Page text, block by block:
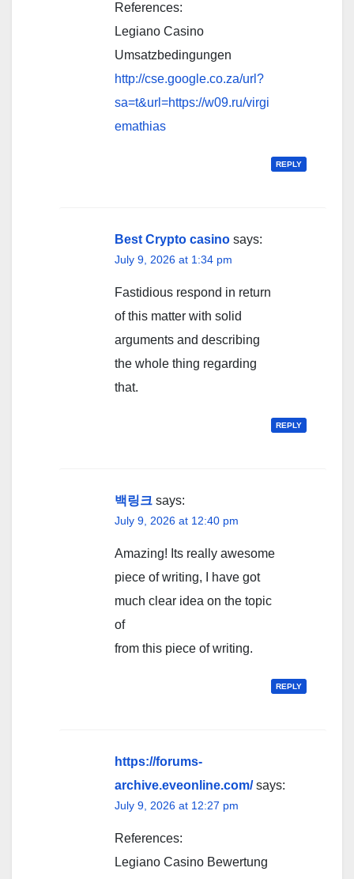
References:
Legiano Casino
Umsatzbedingungen
http://cse.google.co.za/url?
sa=t&url=https://w09.ru/virgi
emathias
REPLY
Best Crypto casino says:
July 9, 2026 at 1:34 pm
Fastidious respond in return
of this matter with solid
arguments and describing
the whole thing regarding
that.
REPLY
백링크 says:
July 9, 2026 at 12:40 pm
Amazing! Its really awesome
piece of writing, I have got
much clear idea on the topic
of
from this piece of writing.
REPLY
https://forums-
archive.eveonline.com/ says:
July 9, 2026 at 12:27 pm
References:
Legiano Casino Bewertung